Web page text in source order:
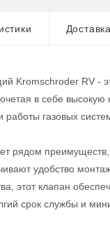
Доставка
Kromschroder RV -
в себе высокую
газовых
рядом
удобство
этот клапан
срок службы и